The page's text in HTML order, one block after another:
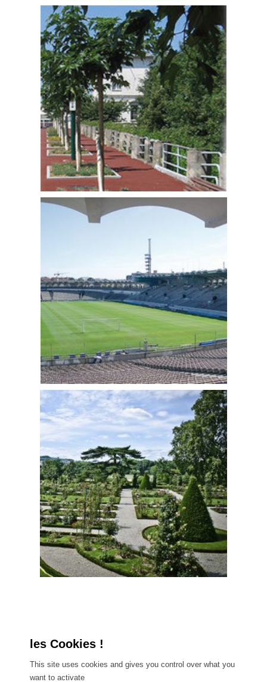
This site uses cookies and gives you control over what you
want to activate